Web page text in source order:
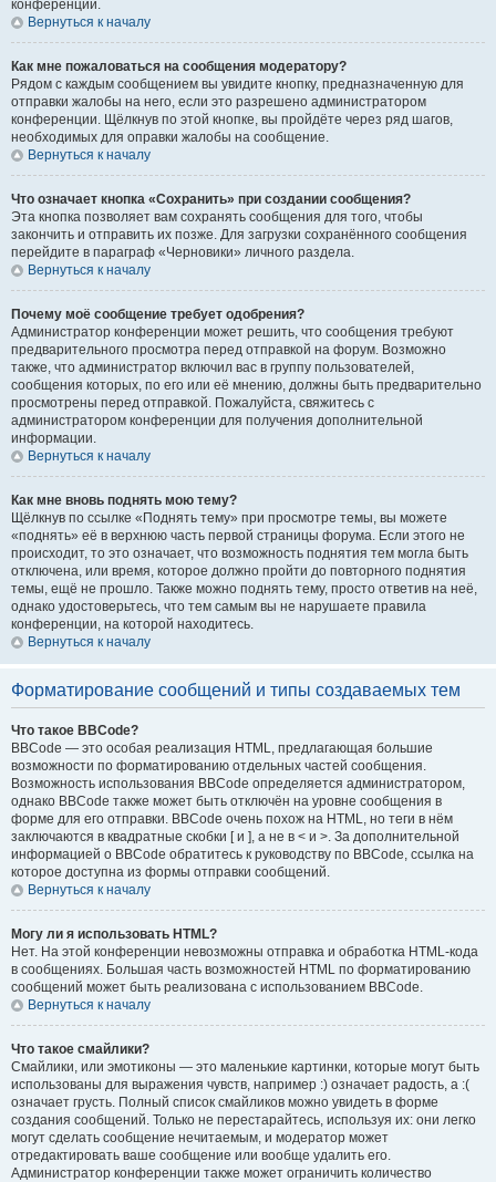
конференции.
Вернуться к началу
Как мне пожаловаться на сообщения модератору?
Рядом с каждым сообщением вы увидите кнопку, предназначенную для
отправки жалобы на него, если это разрешено администратором
конференции. Щёлкнув по этой кнопке, вы пройдёте через ряд шагов,
необходимых для оправки жалобы на сообщение.
Вернуться к началу
Что означает кнопка «Сохранить» при создании сообщения?
Эта кнопка позволяет вам сохранять сообщения для того, чтобы
закончить и отправить их позже. Для загрузки сохранённого сообщения
перейдите в параграф «Черновики» личного раздела.
Вернуться к началу
Почему моё сообщение требует одобрения?
Администратор конференции может решить, что сообщения требуют
предварительного просмотра перед отправкой на форум. Возможно
также, что администратор включил вас в группу пользователей,
сообщения которых, по его или её мнению, должны быть предварительно
просмотрены перед отправкой. Пожалуйста, свяжитесь с
администратором конференции для получения дополнительной
информации.
Вернуться к началу
Как мне вновь поднять мою тему?
Щёлкнув по ссылке «Поднять тему» при просмотре темы, вы можете
«поднять» её в верхнюю часть первой страницы форума. Если этого не
происходит, то это означает, что возможность поднятия тем могла быть
отключена, или время, которое должно пройти до повторного поднятия
темы, ещё не прошло. Также можно поднять тему, просто ответив на неё,
однако удостоверьтесь, что тем самым вы не нарушаете правила
конференции, на которой находитесь.
Вернуться к началу
Форматирование сообщений и типы создаваемых тем
Что такое BBCode?
BBCode — это особая реализация HTML, предлагающая большие
возможности по форматированию отдельных частей сообщения.
Возможность использования BBCode определяется администратором,
однако BBCode также может быть отключён на уровне сообщения в
форме для его отправки. BBCode очень похож на HTML, но теги в нём
заключаются в квадратные скобки [ и ], а не в < и >. За дополнительной
информацией о BBCode обратитесь к руководству по BBCode, ссылка на
которое доступна из формы отправки сообщений.
Вернуться к началу
Могу ли я использовать HTML?
Нет. На этой конференции невозможны отправка и обработка HTML-кода
в сообщениях. Большая часть возможностей HTML по форматированию
сообщений может быть реализована с использованием BBCode.
Вернуться к началу
Что такое смайлики?
Смайлики, или эмотиконы — это маленькие картинки, которые могут быть
использованы для выражения чувств, например :) означает радость, а :(
означает грусть. Полный список смайликов можно увидеть в форме
создания сообщений. Только не перестарайтесь, используя их: они легко
могут сделать сообщение нечитаемым, и модератор может
отредактировать ваше сообщение или вообще удалить его.
Администратор конференции также может ограничить количество